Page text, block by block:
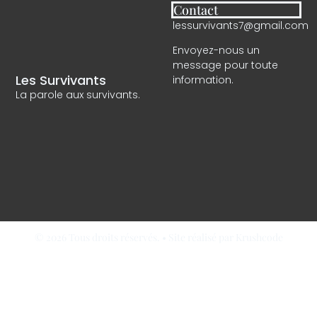
Les Survivants
La parole aux survivants.
Contact
lessurvivants7@gmail.com
Envoyez-nous un
message pour toute
information.